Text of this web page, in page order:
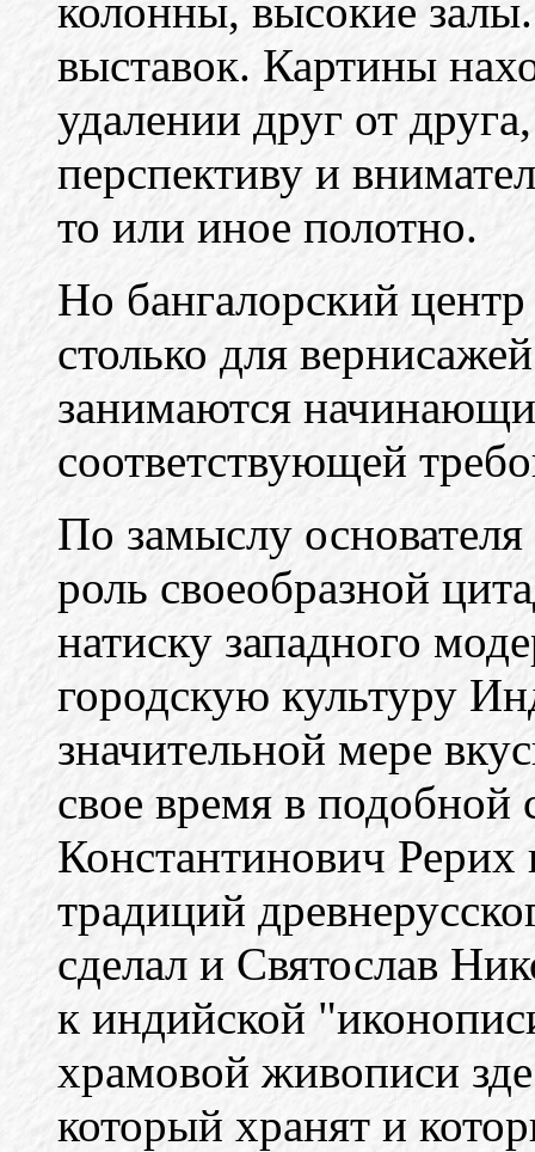
колонны, высокие
выставок. Картины
удалении друг от
перспективу и
то или иное полотно.
Но бангалорский
столько для
занимаются
соответствующей
По замыслу
роль своеобразной
натиску западного
городскую культуру
значительной мере
свое время в подобной
Константинович Рерих
традиций
сделал и Святослав
к индийской
храмовой живописи
который хранят и